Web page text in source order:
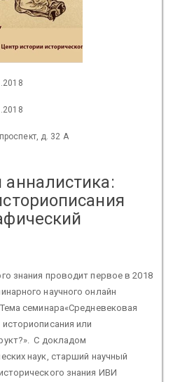
д. 32 А
знания проводит первое в 2018
научного онлайн
семинара«Средневековая
или
С докладом
наук, старший научный
знания ИВИ